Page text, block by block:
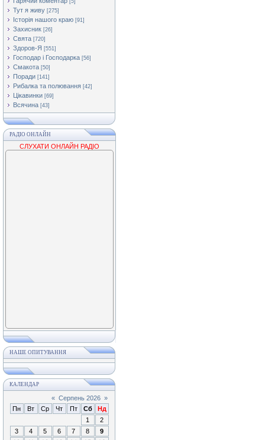
[5]
Тут я живу [275]
Історія нашого краю [91]
Захисник [26]
Свята [720]
Здоров-Я [551]
Господар і Господарка [56]
Смакота [50]
Поради [141]
Рибалка та полювання [42]
Цікавинки [69]
Всячина [43]
РАДІО ОНЛАЙН
СЛУХАТИ ОНЛАЙН РАДІО
НАШЕ ОПИТУВАННЯ
КАЛЕНДАР
« Серпень 2026 »
Пн
Вт Ср Чт Пт Сб
Нд
1
2
3
4 5 6 7 8
9